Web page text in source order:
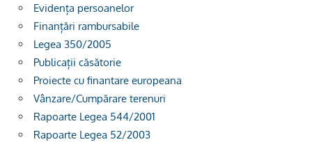
Evidența persoanelor
Finanțări rambursabile
Legea 350/2005
Publicații căsătorie
Proiecte cu finantare europeana
Vânzare/Cumpărare terenuri
Rapoarte Legea 544/2001
Rapoarte Legea 52/2003